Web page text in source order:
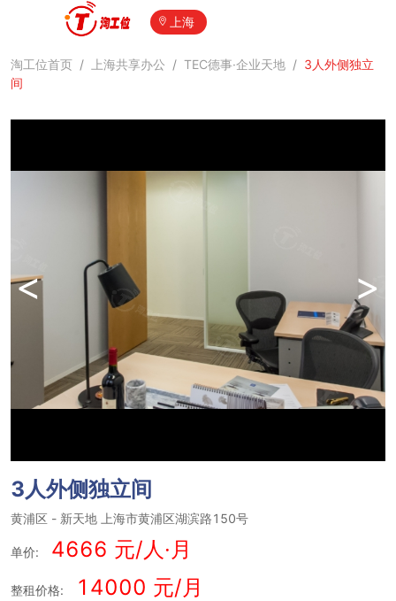
上海
淘工位首页 / 上海共享办公 / TEC德事·企业天地 / 3人外侧独立
间
< >
3人外侧独立间
黄浦区 - 新天地上海市黄浦区湖滨路150号
单价: 4666 元/人·月
整租价格: 14000 元/月